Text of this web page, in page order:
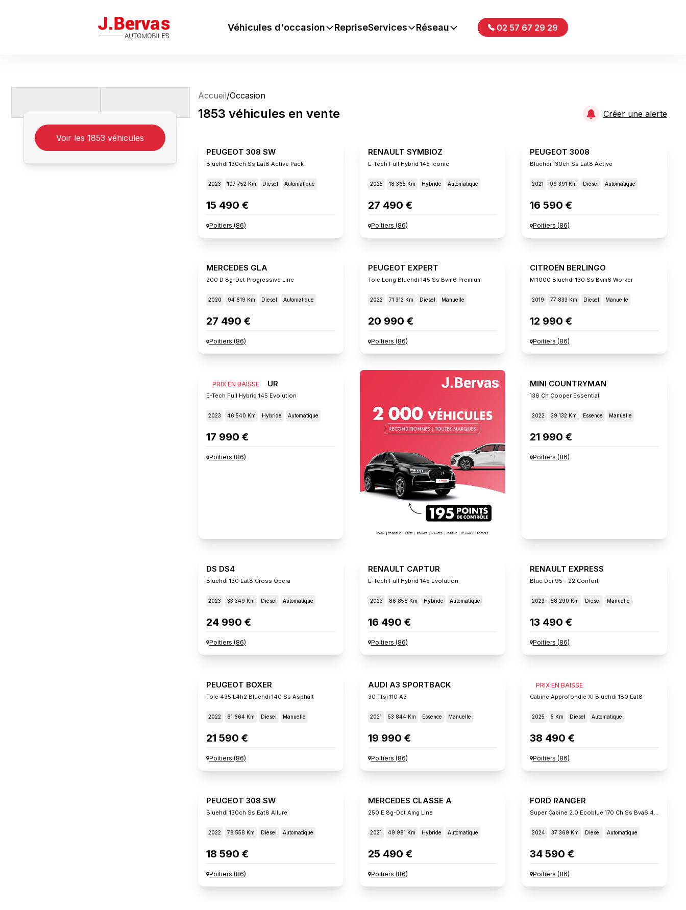
J.Bervas Véhicules d'occasion RepriseServices Réseau 02 57 67 29 29
Voir les 1853 véhicules
Accueil/Occasion
1853 véhicules en vente Créer une alerte
PEUGEOT 308 SW
Bluehdi 130ch Ss Eat8 Active Pack
2023 107 752 Km Diesel Automatique
15 490 €
Poitiers (86)
RENAULT SYMBIOZ
E-Tech Full Hybrid 145 Iconic
2025 18 365 Km Hybride Automatique
27 490 €
Poitiers (86)
PEUGEOT 3008
Bluehdi 130ch Ss Eat8 Active
2021 99 391 Km Diesel Automatique
16 590 €
Poitiers (86)
MERCEDES GLA
200 D 8g-Dct Progressive Line
2020 94 619 Km Diesel Automatique
27 490 €
Poitiers (86)
PEUGEOT EXPERT
Tole Long Bluehdi 145 Ss Bvm6 Premium
2022 71 312 Km Diesel Manuelle
20 990 €
Poitiers (86)
CITROËN BERLINGO
M 1000 Bluehdi 130 Ss Bvm6 Worker
2019 77 833 Km Diesel Manuelle
12 990 €
Poitiers (86)
PRIX EN BAISSE
RENAULT CAPTUR
E-Tech Full Hybrid 145 Evolution
2023 46 540 Km Hybride Automatique
17 990 €
Poitiers (86)
MINI COUNTRYMAN
136 Ch Cooper Essential
2022 39 132 Km Essence Manuelle
21 990 €
Poitiers (86)
DS DS4
Bluehdi 130 Eat8 Cross Opera
2023 33 349 Km Diesel Automatique
24 990 €
Poitiers (86)
RENAULT CAPTUR
E-Tech Full Hybrid 145 Evolution
2023 86 858 Km Hybride Automatique
16 490 €
Poitiers (86)
RENAULT EXPRESS
Blue Dci 95 - 22 Confort
2023 58 290 Km Diesel Manuelle
13 490 €
Poitiers (86)
PEUGEOT BOXER
Tole 435 L4h2 Bluehdi 140 Ss Asphalt
2022 61 664 Km Diesel Manuelle
21 590 €
Poitiers (86)
AUDI A3 SPORTBACK
30 Tfsi 110 A3
2021 53 844 Km Essence Manuelle
19 990 €
Poitiers (86)
PRIX EN BAISSE
FIAT SCUDO
Cabine Approfondie Xl Bluehdi 180 Eat8
2025 5 Km Diesel Automatique
38 490 €
Poitiers (86)
PEUGEOT 308 SW
Bluehdi 130ch Ss Eat8 Allure
2022 78 558 Km Diesel Automatique
18 590 €
Poitiers (86)
MERCEDES CLASSE A
250 E 8g-Dct Amg Line
2021 49 981 Km Hybride Automatique
25 490 €
Poitiers (86)
FORD RANGER
2024 37 369 Km Diesel Automatique
34 590 €
Poitiers (86)